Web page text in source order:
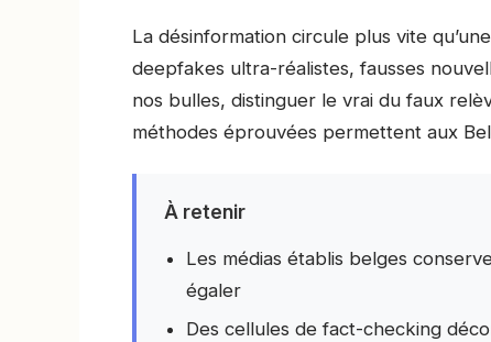
La désinformation circule plus vite
deepfakes ultra-réalistes, fausses
nos bulles, distinguer le vrai du faux
méthodes éprouvées permettent aux
À retenir
Les médias établis belges
égaler
Des cellules de fact-checking